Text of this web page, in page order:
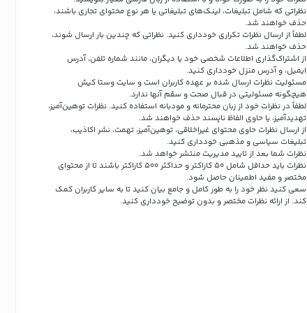
نظراتی که شامل تبلیغات، لینک‌های تبلیغاتی یا هر نوع محتوای تجاری باشند،
حذف خواهند شد.
لطفاً از ارسال نظرات تکراری خودداری کنید. نظراتی که چندین بار ارسال شوند،
حذف خواهند شد.
از اشتراک‌گذاری اطلاعات شخصی خود یا دیگران، مانند شماره تلفن، آدرس
ایمیل، و آدرس منزل خودداری کنید.
مسئولیت نظرات ارسال شده بر عهده کاربران است و سایت وستا کیش
هیچگونه مسئولیتی در قبال صحت و سقم آنها ندارد.
لطفاً در نظرات خود از زبان محترمانه و مودبانه استفاده کنید. نظرات توهین‌آمیز،
تهدیدآمیز، یا حاوی الفاظ ناپسند حذف خواهند شد.
از ارسال نظرات حاوی محتوای غیراخلاقی، توهین‌آمیز، تهمت، نشر اکاذیب،
تبلیغات سیاسی و مذهبی خودداری کنید.
نظرات شما بعد از تایید مدیریت منتشر خواهد شد.
نظرات باید حداقل شامل 50 کاراکتر و حداکثر 500 کاراکتر باشند تا از محتوای
مختصر و مفید اطمینان حاصل شود.
سعی کنید نظر خود را به طور کامل و جامع بیان کنید تا به سایر کاربران کمک
کند. از ارائه نظرات مختصر و بدون توضیح خودداری کنید.